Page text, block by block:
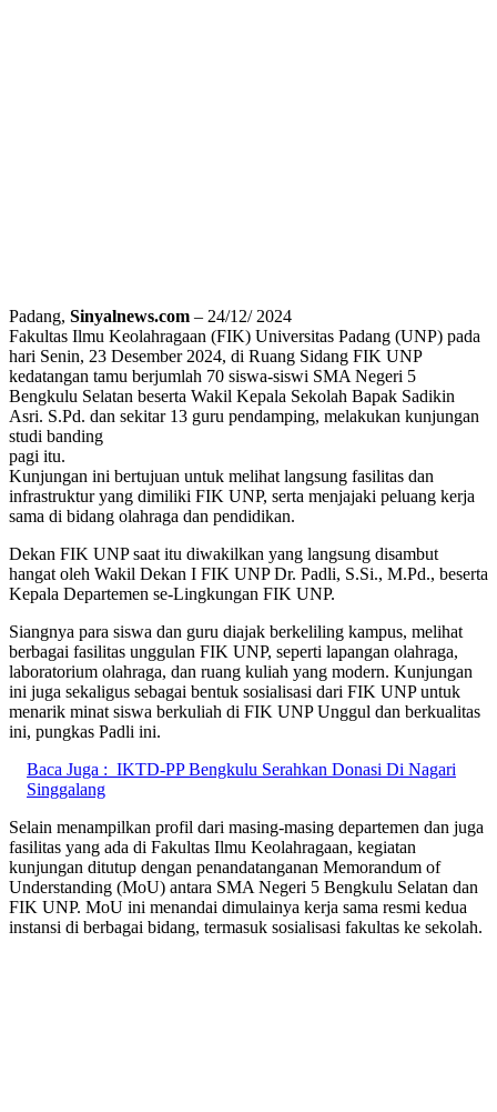
Padang, Sinyalnews.com – 24/12/ 2024
Fakultas Ilmu Keolahragaan (FIK) Universitas Padang (UNP) pada
hari Senin, 23 Desember 2024, di Ruang Sidang FIK UNP
kedatangan tamu berjumlah 70 siswa-siswi SMA Negeri 5
Bengkulu Selatan beserta Wakil Kepala Sekolah Bapak Sadikin
Asri. S.Pd. dan sekitar 13 guru pendamping, melakukan kunjungan
studi banding
pagi itu.
Kunjungan ini bertujuan untuk melihat langsung fasilitas dan
infrastruktur yang dimiliki FIK UNP, serta menjajaki peluang kerja
sama di bidang olahraga dan pendidikan.
Dekan FIK UNP saat itu diwakilkan yang langsung disambut
hangat oleh Wakil Dekan I FIK UNP Dr. Padli, S.Si., M.Pd., beserta
Kepala Departemen se-Lingkungan FIK UNP.
Siangnya para siswa dan guru diajak berkeliling kampus, melihat
berbagai fasilitas unggulan FIK UNP, seperti lapangan olahraga,
laboratorium olahraga, dan ruang kuliah yang modern. Kunjungan
ini juga sekaligus sebagai bentuk sosialisasi dari FIK UNP untuk
menarik minat siswa berkuliah di FIK UNP Unggul dan berkualitas
ini, pungkas Padli ini.
Baca Juga : IKTD-PP Bengkulu Serahkan Donasi Di Nagari
Singgalang
Selain menampilkan profil dari masing-masing departemen dan juga
fasilitas yang ada di Fakultas Ilmu Keolahragaan, kegiatan
kunjungan ditutup dengan penandatanganan Memorandum of
Understanding (MoU) antara SMA Negeri 5 Bengkulu Selatan dan
FIK UNP. MoU ini menandai dimulainya kerja sama resmi kedua
instansi di berbagai bidang, termasuk sosialisasi fakultas ke sekolah.